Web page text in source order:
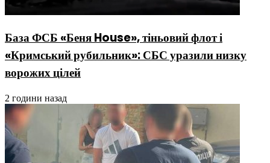
База ФСБ «Беня House», тіньовий флот і
«Кримський рубильник»: СБС уразили низку
ворожих цілей
2 години назад